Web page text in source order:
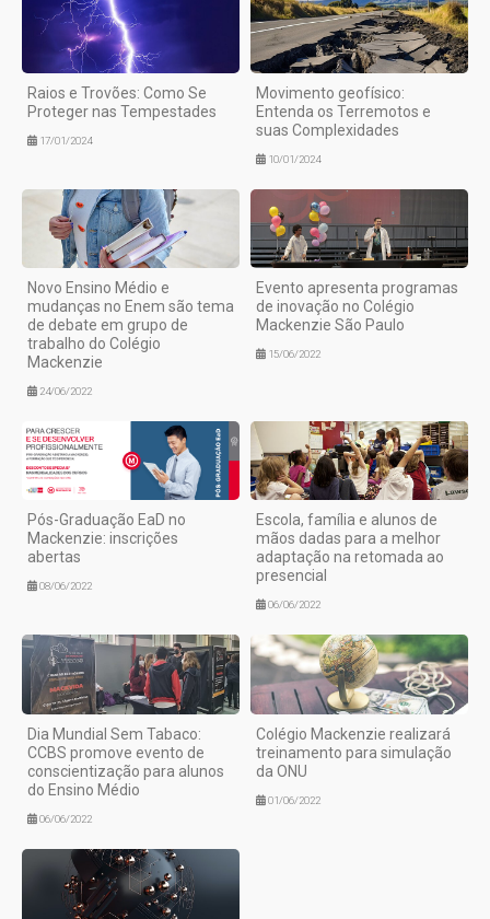
Raios e Trovões: Como Se
Proteger nas Tempestades
17/01/2024
Movimento geofísico:
Entenda os Terremotos e
suas Complexidades
10/01/2024
Novo Ensino Médio e
mudanças no Enem são tema
de debate em grupo de
trabalho do Colégio
Mackenzie
24/06/2022
Evento apresenta programas
de inovação no Colégio
Mackenzie São Paulo
15/06/2022
Pós-Graduação EaD no
Mackenzie: inscrições
abertas
08/06/2022
Escola, família e alunos de
mãos dadas para a melhor
adaptação na retomada ao
presencial
06/06/2022
Dia Mundial Sem Tabaco:
CCBS promove evento de
conscientização para alunos
do Ensino Médio
06/06/2022
Colégio Mackenzie realizará
treinamento para simulação
da ONU
01/06/2022